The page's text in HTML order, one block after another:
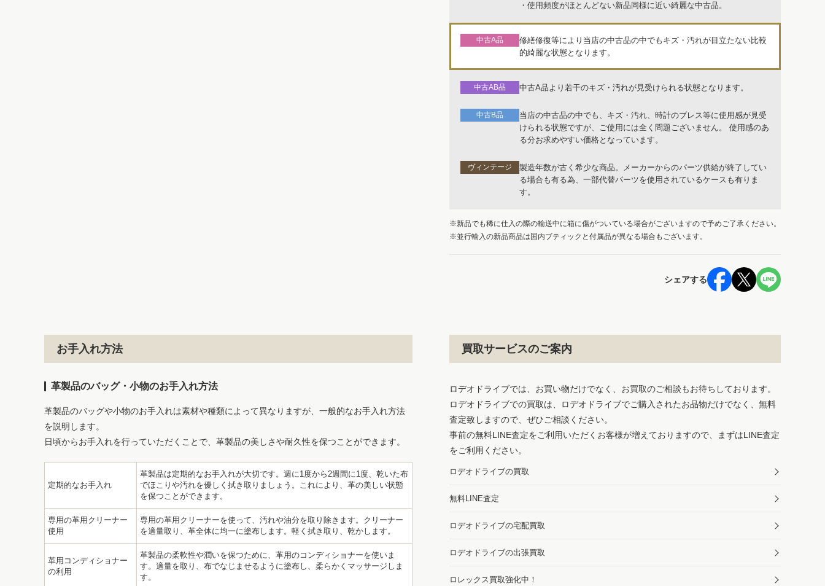
・使用頻度がほとんどない新品同様に近い綺麗な中古品。
中古A品
修繕修復等により当店の中古品の中でもキズ・汚れが目立たない比較
的綺麗な状態となります。
中古AB品 中古A品より若干のキズ・汚れが見受けられる状態となります。
中古B品
当店の中古品の中でも、キズ・汚れ、時計のブレス等に使用感が見受
けられる状態ですが、ご使用には全く問題ございません。 使用感のあ
る分お求めやすい価格となっています。
ヴィンテージ
製造年数が古く希少な商品。メーカーからのパーツ供給が終了してい
る場合も有る為、一部代替パーツを使用されているケースも有りま
す。
※新品でも稀に仕入の際の輸送中に箱に傷がついている場合がございますので予めご了承ください。
※並行輸入の新品商品は国内ブティックと付属品が異なる場合もございます。
シェアする
お手入れ方法
革製品のバッグ・小物のお手入れ方法
革製品のバッグや小物のお手入れは素材や種類によって異なりますが、一般的なお手入れ方法
を説明します。
日頃からお手入れを行っていただくことで、革製品の美しさや耐久性を保つことができます。
定期的なお手入れ
革製品は定期的なお手入れが大切です。週に1度から2週間に1度、乾いた布
でほこりや汚れを優しく拭き取りましょう。これにより、革の美しい状態
を保つことができます。
専用の革用クリーナー
使用
専用の革用クリーナーを使って、汚れや油分を取り除きます。クリーナー
を適量取り、革全体に均一に塗布します。軽く拭き取り、乾かします。
革用コンディショナー
の利用
革製品の柔軟性や潤いを保つために、革用のコンディショナーを使いま
す。適量を取り、布でなじませるように塗布し、柔らかくマッサージしま
す。
買取サービスのご案内
ロデオドライブでは、お買い物だけでなく、お買取のご相談もお待ちしております。
ロデオドライブでの買取は、ロデオドライブでご購入されたお品物だけでなく、無料
査定致しますので、ぜひご相談ください。
事前の無料LINE査定をご利用いただくお客様が増えておりますので、まずはLINE査定
をご利用ください。
ロデオドライブの買取
無料LINE査定
ロデオドライブの宅配買取
ロデオドライブの出張買取
ロレックス買取強化中！